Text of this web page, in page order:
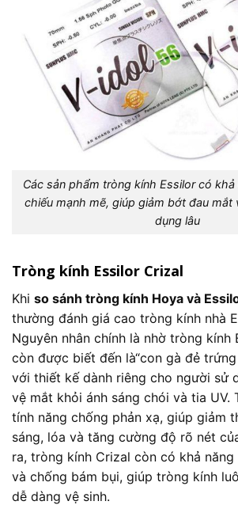
Các sản phẩm tròng kính Essilor có
chiếu mạnh mẽ, giúp giảm bớt đau mắt
dụng lâu
Tròng kính Essilor Crizal
Khi so sánh tròng kính Hoya và
thường đánh giá cao tròng kính nhà
Nguyên nhân chính là nhờ tròng kính
còn được biết đến là“con gà đẻ trứng
với thiết kế dành riêng cho người sử
vệ mắt khỏi ánh sáng chói và tia UV.
tính năng chống phản xạ, giúp giảm
sáng, lóa và tăng cường độ rõ nét
ra, tròng kính Crizal còn có khả
và chống bám bụi, giúp tròng kính
dễ dàng vệ sinh.